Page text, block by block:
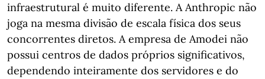
infraestrutural é muito diferente. A Anthropic não
joga na mesma divisão de escala física dos seus
concorrentes diretos. A empresa de Amodei não
possui centros de dados próprios significativos,
dependendo inteiramente dos servidores e do